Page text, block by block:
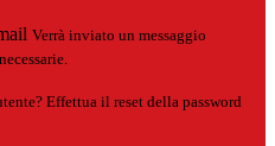
Verrà inviato un messaggio
Effettua il reset della password